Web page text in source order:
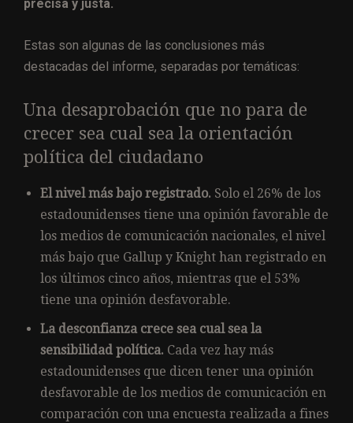
precisa y justa.
Estas son algunas de las conclusiones más
destacadas del informe, separadas por temáticas:
Una desaprobación que no para de
crecer sea cual sea la orientación
política del ciudadano
El nivel más bajo registrado. Solo el 26% de los
estadounidenses tiene una opinión favorable de
los medios de comunicación nacionales, el nivel
más bajo que Gallup y Knight han registrado en
los últimos cinco años, mientras que el 53%
tiene una opinión desfavorable.
La desconfianza crece sea cual sea la
sensibilidad política. Cada vez hay más
estadounidenses que dicen tener una opinión
desfavorable de los medios de comunicación en
comparación con una encuesta realizada a fines